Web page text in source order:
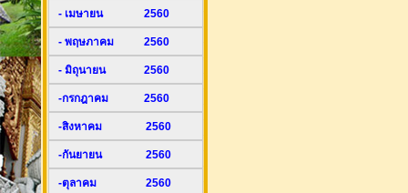
- เมษายน 2560
- พฤษภาคม 2560
- มิถุนายน 2560
-กรกฎาคม 2560
-สิงหาคม 2560
-กันยายน 2560
-ตุลาคม 2560